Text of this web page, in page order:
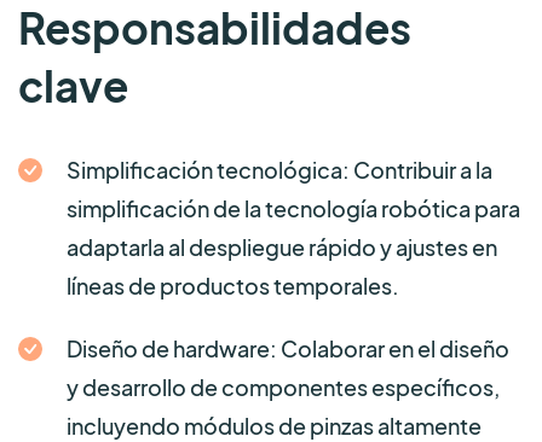
Responsabilidades
clave
Simplificación tecnológica: Contribuir a la
simplificación de la tecnología robótica para
adaptarla al despliegue rápido y ajustes en
líneas de productos temporales.
Diseño de hardware: Colaborar en el diseño
y desarrollo de componentes específicos,
incluyendo módulos de pinzas altamente